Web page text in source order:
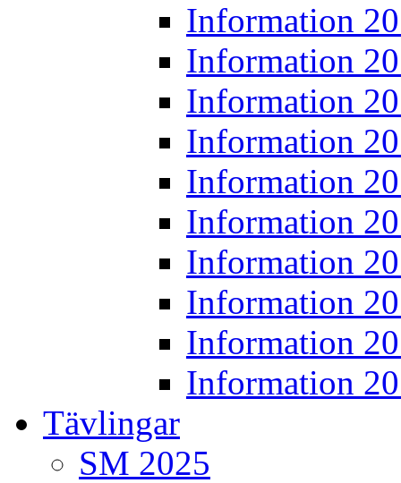
Information
Information
Information
Information
Information
Information
Information
Information
Information
Information
Tävlingar
SM 2025